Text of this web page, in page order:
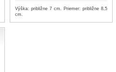
Výška: približne 7 cm. Priemer: približne 8,5
cm.